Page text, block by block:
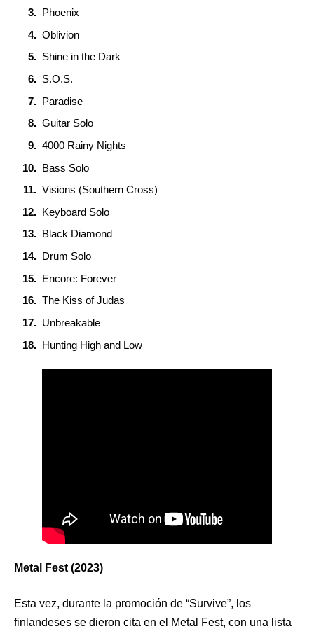
Phoenix
Oblivion
Shine in the Dark
S.O.S.
Paradise
Guitar Solo
4000 Rainy Nights
Bass Solo
Visions (Southern Cross)
Keyboard Solo
Black Diamond
Drum Solo
Encore: Forever
The Kiss of Judas
Unbreakable
Hunting High and Low
Metal Fest (2023)
Esta vez, durante la promoción de “Survive”, los
finlandeses se dieron cita en el Metal Fest, con una lista